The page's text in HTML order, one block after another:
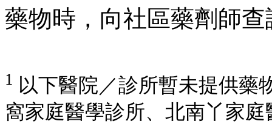
藥物時，向社區藥劑師
1 以下醫院／診所暫未提供藥
窩家庭醫學診所、北南丫家